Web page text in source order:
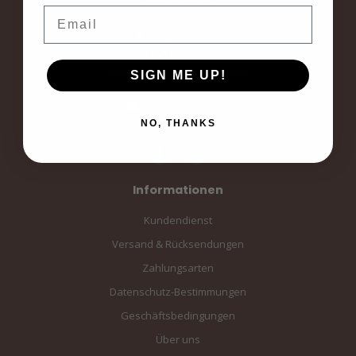
Amersfoort, the Netherlands
Informationen
Kundendienst
Versand & Rücksendungen
Zahlungsarten
Datenschutz-Bestimmungen
Geschäftsbedingungen
Über uns
SIGN ME UP!
NO, THANKS